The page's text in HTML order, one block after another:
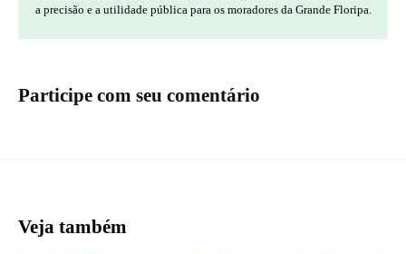
a precisão e a utilidade pública para os moradores da Grande Floripa.
Participe com seu comentário
Veja também